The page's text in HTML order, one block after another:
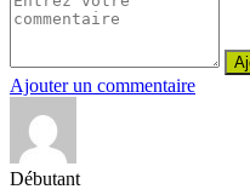
Ajouter un commentaire
Débutant